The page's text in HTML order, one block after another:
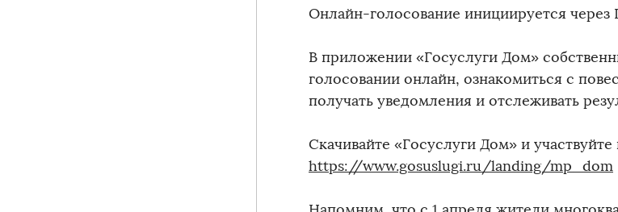
Онлайн-голосование инициируется
В приложении «Госуслуги Дом»
голосовании онлайн, ознакомиться с
получать уведомления и отслеживать
Скачивайте «Госуслуги Дом» и
https://www.gosuslugi.ru/landing/mp_dom